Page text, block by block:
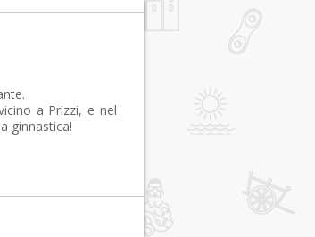
a Prizzi, e nel
ginnastica!